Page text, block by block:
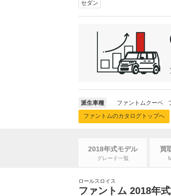
セダン
派生車種 ファントムクーペ
ファントムのカタログトップへ
2018年式モデル
グレード一覧
買
ロールスロイス
ファントム 2018年